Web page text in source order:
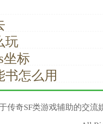
玩
坐标
书怎么用
传奇SF类游戏辅助的交